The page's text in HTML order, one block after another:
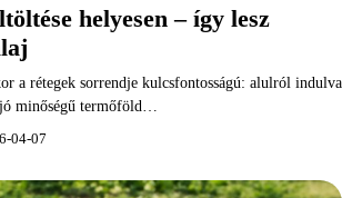
helyesen – így lesz
a rétegek sorrendje kulcsfontosságú: alulról indulva
minőségű termőföld…
04-07